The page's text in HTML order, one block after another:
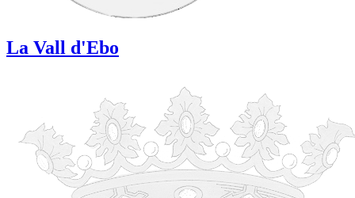
La Vall d'Ebo